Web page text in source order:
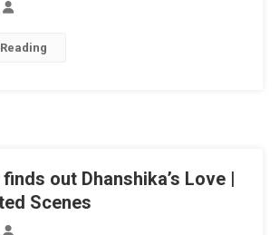
out Dhanshika’s Love |
Scenes